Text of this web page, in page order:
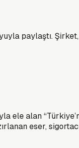
paylaştı.
ele alan
eser,